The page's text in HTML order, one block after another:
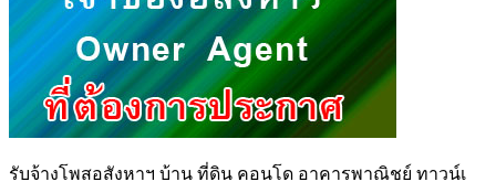
รับจ้างโพสอสังหาฯ บ้าน ที่ดิน คอนโด อาคารพาณิชย์ ทาวน์เ